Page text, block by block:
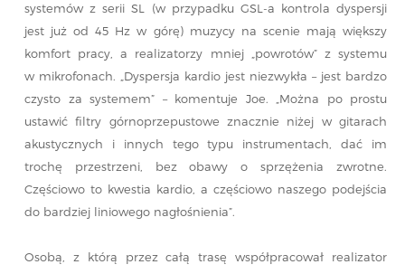
systemów z serii SL (w przypadku GSL-a kontrola dyspersji
jest już od 45 Hz w górę) muzycy na scenie mają większy
komfort pracy, a realizatorzy mniej „powrotów” z systemu
w mikrofonach. „Dyspersja kardio jest niezwykła – jest bardzo
czysto za systemem” – komentuje Joe. „Można po prostu
ustawić filtry górnoprzepustowe znacznie niżej w gitarach
akustycznych i innych tego typu instrumentach, dać im
trochę przestrzeni, bez obawy o sprzężenia zwrotne.
Częściowo to kwestia kardio, a częściowo naszego podejścia
do bardziej liniowego nagłośnienia”.
Osobą, z którą przez całą trasę współpracował realizator